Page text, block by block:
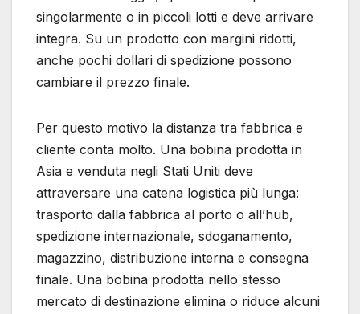
singolarmente o in piccoli lotti e deve arrivare
integra. Su un prodotto con margini ridotti,
anche pochi dollari di spedizione possono
cambiare il prezzo finale.
Per questo motivo la distanza tra fabbrica e
cliente conta molto. Una bobina prodotta in
Asia e venduta negli Stati Uniti deve
attraversare una catena logistica più lunga:
trasporto dalla fabbrica al porto o all’hub,
spedizione internazionale, sdoganamento,
magazzino, distribuzione interna e consegna
finale. Una bobina prodotta nello stesso
mercato di destinazione elimina o riduce alcuni